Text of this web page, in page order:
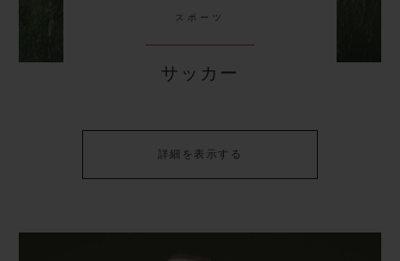
スポーツ
サッカー
詳細を表示する